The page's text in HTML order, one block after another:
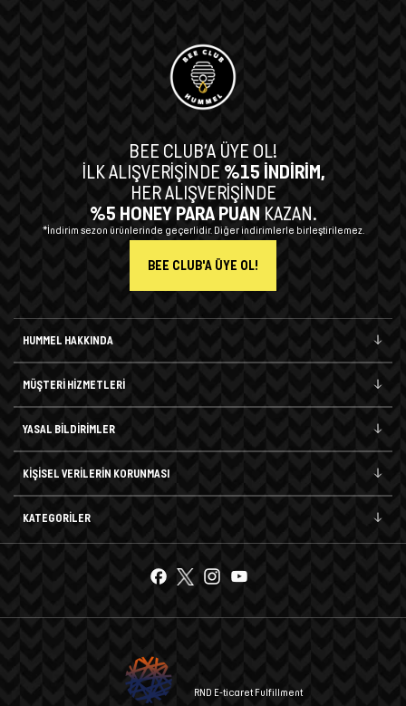
HUMMEL HAKKINDA
MÜŞTERİ HİZMETLERİ
YASAL BİLDİRİMLER
KİŞİSEL VERİLERİN KORUNMASI
KATEGORİLER
BEE CLUB’A ÜYE OL!
İLK ALIŞVERİŞİNDE %15 İNDİRİM,
HER ALIŞVERİŞİNDE
%5 HONEY PARA PUAN KAZAN.
*İndirim sezon ürünlerinde geçerlidir. Diğer indirimlerle birleştirilemez.
BEE CLUB'A ÜYE OL!
RND E-ticaret Fulfillment